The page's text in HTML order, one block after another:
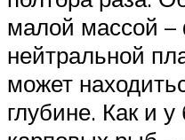
малой массой –
нейтральной
может
глубине. Как и